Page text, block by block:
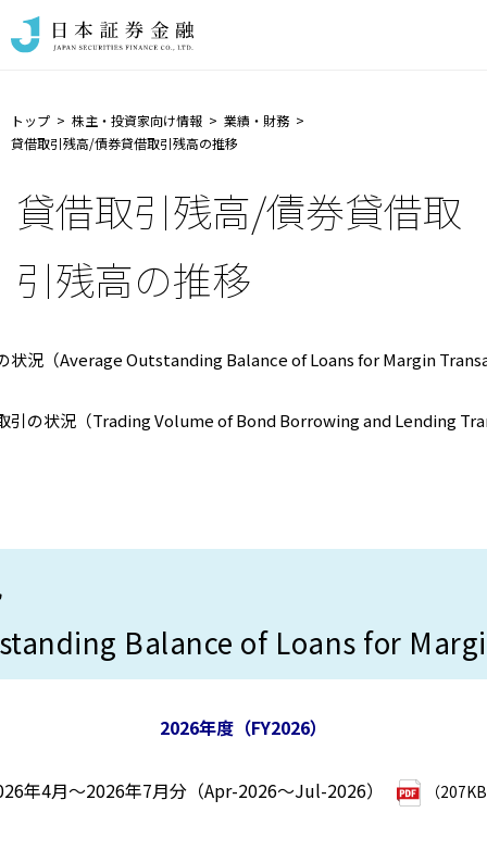
トップ 株主・投資家向け情報
業績・財務
貸借取引残高/債券貸借取引残高の推移
貸借取引残高/債券貸借取
引残高の推移
状況（Average Outstanding Balance of Loans for Margin
引の状況（Trading Volume of Bond Borrowing and Lending
Balance of Loans for
2026年度（FY2026）
年4月～2026年7月分（Apr-2026～Jul-2026） （